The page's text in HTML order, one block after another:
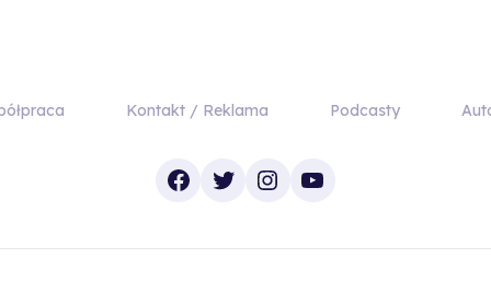
Kontakt / Reklama Podcasty
Facebook
TwitterInstagram
YouTube